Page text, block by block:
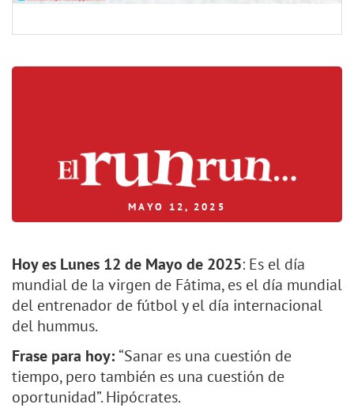
MAYO 12, 2025
Hoy es Lunes 12 de Mayo de 2025: Es el día
mundial de la virgen de Fátima, es el día mundial
del entrenador de fútbol y el día internacional
del hummus.
Frase para hoy:“Sanar es una cuestión de
tiempo, pero también es una cuestión de
oportunidad”. Hipócrates.